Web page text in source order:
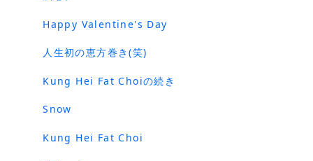
Happy Valentine's Day
人生初の恵方巻き(笑)
Kung Hei Fat Choiの続き
Snow
Kung Hei Fat Choi